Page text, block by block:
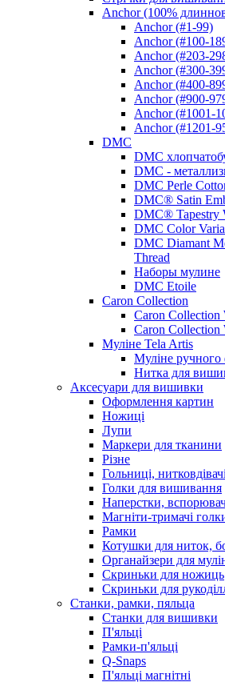
Anchor (100%
Anchor (#1-99)
Anchor (#100-
Anchor (#203-
Anchor (#300-
Anchor (#400-
Anchor (#900-
Anchor (#1001-
Anchor (#1201-
DMC
DMC
DMC -
DMC Perle
DMC® Satin
DMC® Tapestry
DMC Color
DMC Diamant
Thread
Наборы мулине
DMC Etoile
Caron Collection
Caron Collection
Caron Collection
Муліне Tela Artis
Муліне ручного
Нитка для
Аксесуари для вишивки
Оформлення картин
Ножиці
Лупи
Маркери для тканини
Різне
Гольниці, нитковдівачі
Голки для вишивання
Наперстки,
Магніти-тримачі
Рамки
Котушки для ниток,
Органайзери для
Скриньки для ножиць
Скриньки для
Станки, рамки, пяльца
Станки для вишивки
П'яльці
Рамки-п'яльці
Q-Snaps
П'яльці магнітні